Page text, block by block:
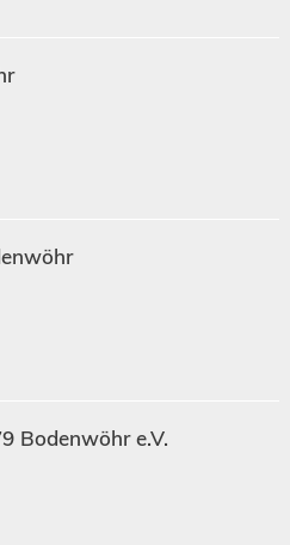
Bodenwöhr e.V.